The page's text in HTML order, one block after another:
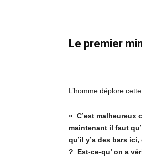
Le premier
L’homme déplore
« C’est malheureux
maintenant il faut
qu’il y’a des bars
? Est-ce-qu’ on a